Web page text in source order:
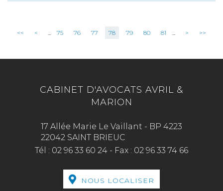
<< < ... 75 76 77 78 79 80 81 ... > >>
CABINET D'AVOCATS AVRIL &
MARION
17 Allée Marie Le Vaillant - BP 4223
22042 SAINT BRIEUC
Tél : 02 96 33 60 24 - Fax : 02 96 33 74 66
NOUS LOCALISER